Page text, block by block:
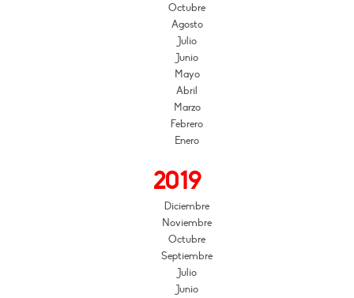
Octubre
Agosto
Julio
Junio
Mayo
Abril
Marzo
Febrero
Enero
2019
Diciembre
Noviembre
Octubre
Septiembre
Julio
Junio